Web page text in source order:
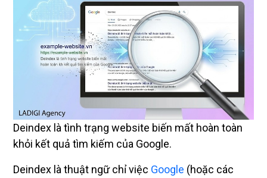
Deindex là tình trạng website biến mất hoàn toàn
khỏi kết quả tìm kiếm của Google.
Deindex là thuật ngữ chỉ việc Google (hoặc các